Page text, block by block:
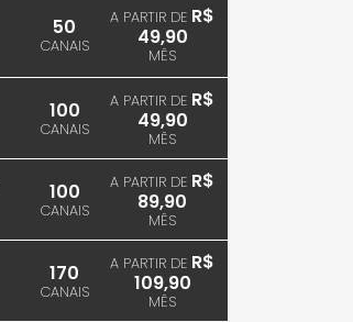
50
CANAIS
A PARTIR DE R$
49,90
MÊS
100
CANAIS
A PARTIR DE R$
49,90
MÊS
100
CANAIS
A PARTIR DE R$
89,90
MÊS
170
CANAIS
A PARTIR DE R$
109,90
MÊS